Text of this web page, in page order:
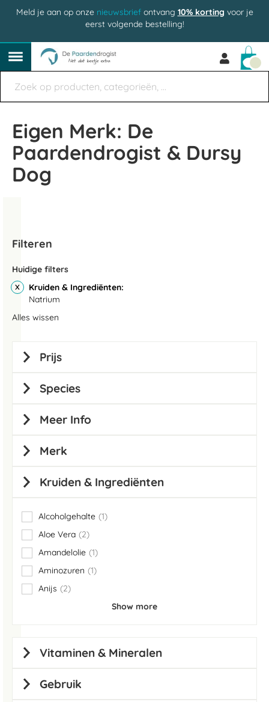
Meld je aan op onze nieuwsbriefontvang 10% korting voor je
eerst volgende bestelling!
Eigen Merk: De
Paardendrogist & Dursy
Dog
Filteren
Huidige filters
Kruiden & Ingrediënten
Natrium
Alles wissen
Prijs
Species
Meer Info
Merk
Kruiden & Ingrediënten
Alcoholgehalte 1
item
Aloe Vera
2
items
Amandelolie 1
item
Aminozuren
1
item
Anijs
2
items
Show more
Vitaminen & Mineralen
Gebruik